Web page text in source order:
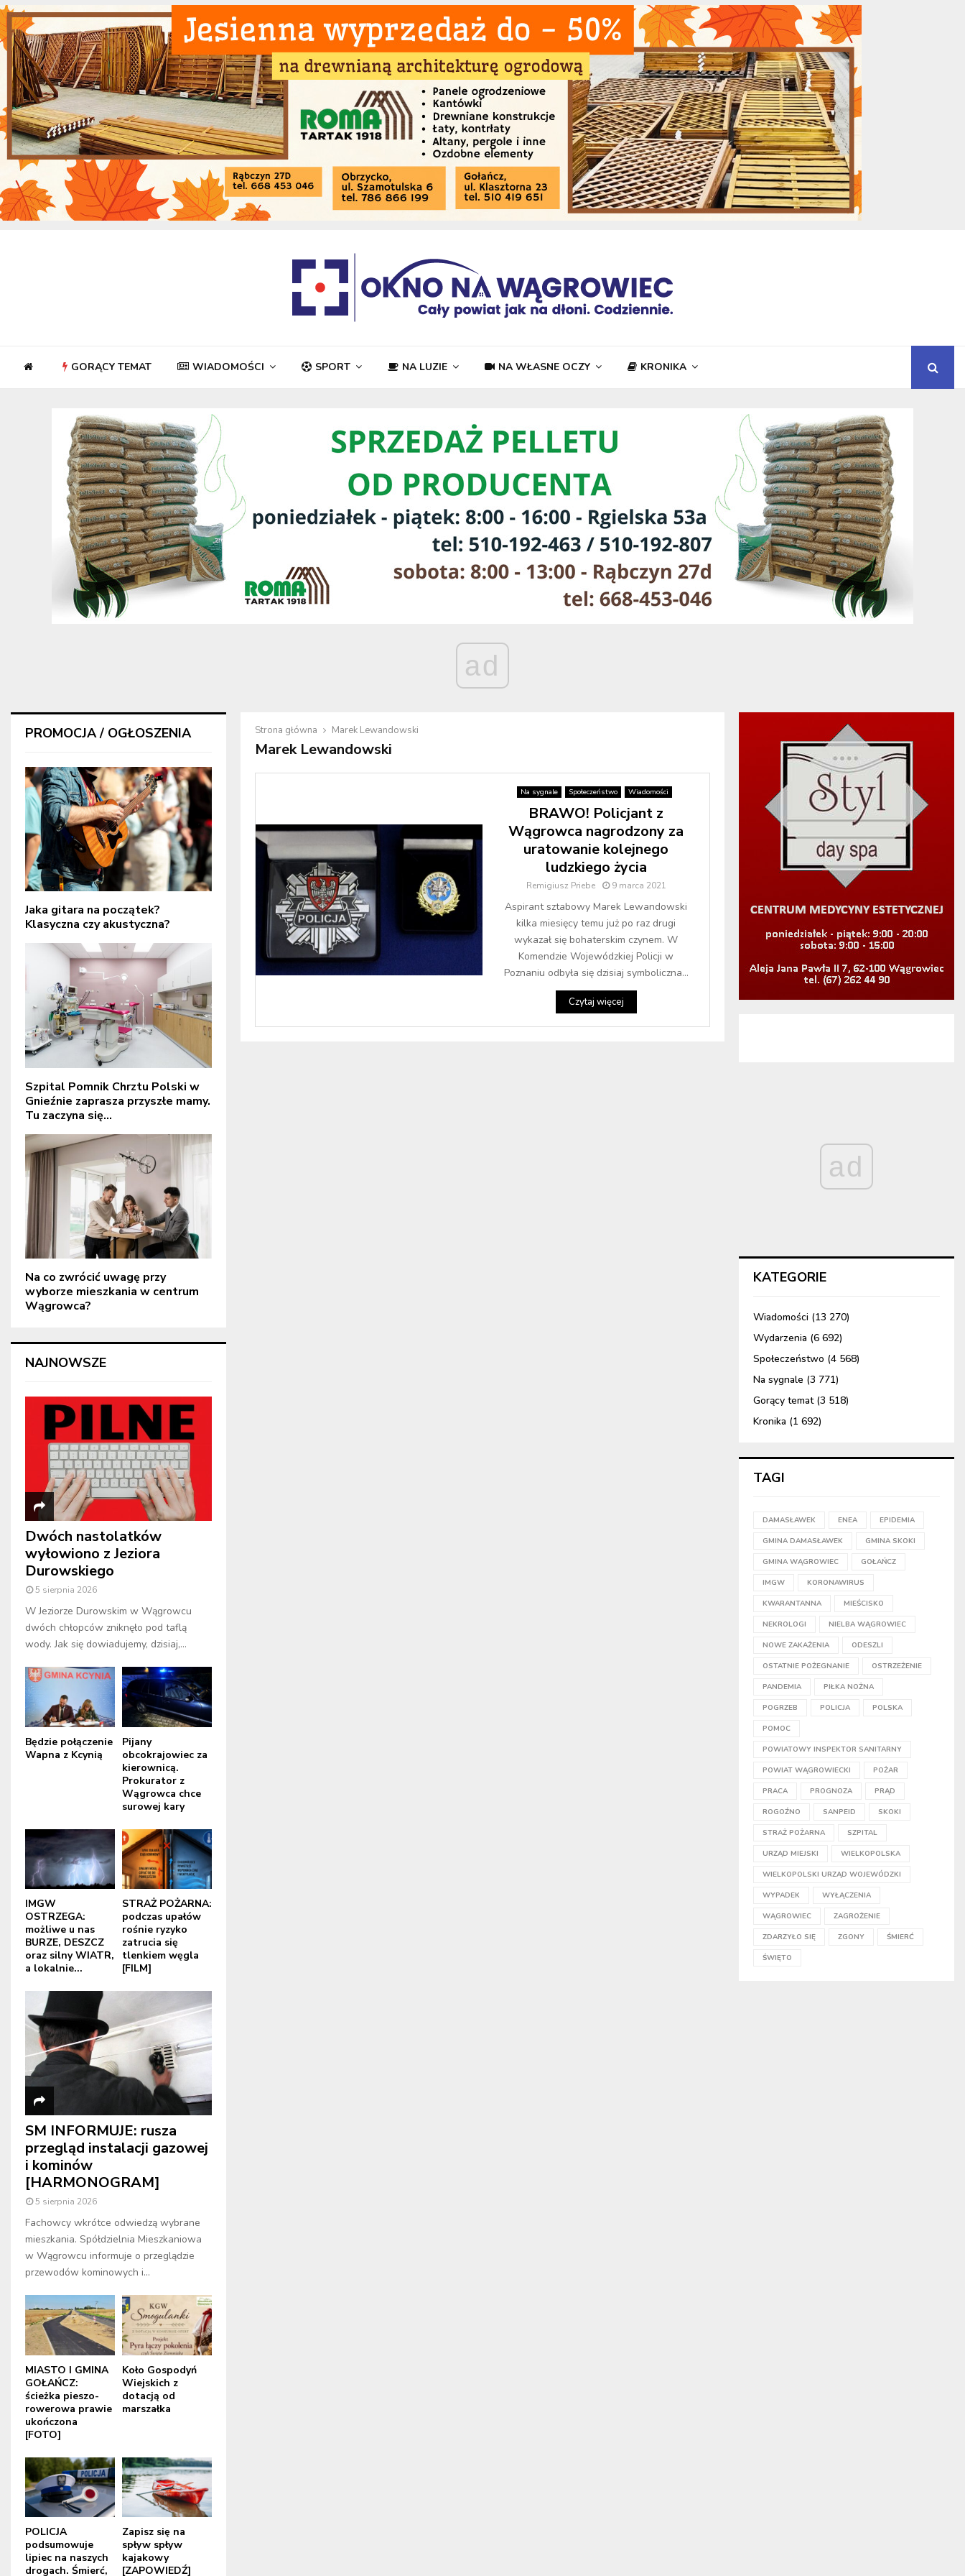
GORĄCY TEMAT WIADOMOŚCI SPORT NA LUZIE NA WŁASNE OCZY KRONIKA
ad
Strona główna Marek Lewandowski
Marek Lewandowski
Na sygnale Społeczeństwo Wiadomości
BRAWO! Policjant z
Wągrowca nagrodzony za
uratowanie kolejnego
ludzkiego życia
Remigiusz Priebe 9 marca 2021
Aspirant sztabowy Marek Lewandowski
kilka miesięcy temu już po raz drugi
wykazał się bohaterskim czynem. W
Komendzie Wojewódzkiej Policji w
Poznaniu odbyła się dzisiaj symboliczna...
Czytaj więcej
PROMOCJA / OGŁOSZENIA
Jaka gitara na początek?
Klasyczna czy akustyczna?
Szpital Pomnik Chrztu Polski w
Gnieźnie zaprasza przyszłe mamy.
Tu zaczyna się...
Na co zwrócić uwagę przy
wyborze mieszkania w centrum
Wągrowca?
NAJNOWSZE
Dwóch nastolatków
wyłowiono z Jeziora
Durowskiego
5 sierpnia 2026
W Jeziorze Durowskim w Wągrowcu
dwóch chłopców zniknęło pod taflą
wody. Jak się dowiadujemy, dzisiaj,...
Będzie połączenie
Wapna z Kcynią
Pijany
obcokrajowiec za
kierownicą.
Prokurator z
Wągrowca chce
surowej kary
IMGW
OSTRZEGA:
możliwe u nas
BURZE, DESZCZ
oraz silny WIATR,
a lokalnie...
STRAŻ POŻARNA:
podczas upałów
rośnie ryzyko
zatrucia się
tlenkiem węgla
[FILM]
SM INFORMUJE: rusza
przegląd instalacji gazowej
i kominów
[HARMONOGRAM]
5 sierpnia 2026
Fachowcy wkrótce odwiedzą wybrane
mieszkania. Spółdzielnia Mieszkaniowa
w Wągrowcu informuje o przeglądzie
przewodów kominowych i...
MIASTO I GMINA
GOŁAŃCZ:
ścieżka pieszo-
rowerowa prawie
ukończona
[FOTO]
Koło Gospodyń
Wiejskich z
dotacją od
marszałka
POLICJA
podsumowuje
lipiec na naszych
drogach. Śmierć,
Zapisz się na
spływ spływ
kajakowy
[ZAPOWIEDŹ]
ad
KATEGORIE
Wiadomości (13 270)
Wydarzenia (6 692)
Społeczeństwo (4 568)
Na sygnale (3 771)
Gorący temat(3 518)
Kronika (1 692)
TAGI
DAMASŁAWEK ENEA EPIDEMIA
GMINA DAMASŁAWEK GMINA SKOKI
GMINA WĄGROWIEC GOŁAŃCZ
IMGW KORONAWIRUS
KWARANTANNA MIEŚCISKO
NEKROLOGI NIELBA WĄGROWIEC
NOWE ZAKAŻENIA ODESZLI
OSTATNIE POŻEGNANIE OSTRZEŻENIE
PANDEMIA PIŁKA NOŻNA
POGRZEB POLICJA POLSKA
POMOC
POWIATOWY INSPEKTOR SANITARNY
POWIAT WĄGROWIECKI POŻAR
PRACA PROGNOZA PRĄD
ROGOŹNO SANPEID SKOKI
STRAŻ POŻARNA SZPITAL
URZĄD MIEJSKI WIELKOPOLSKA
WIELKOPOLSKI URZĄD WOJEWÓDZKI
WYPADEK WYŁĄCZENIA
WĄGROWIEC ZAGROŻENIE
ZDARZYŁO SIĘ ZGONY ŚMIERĆ
ŚWIĘTO